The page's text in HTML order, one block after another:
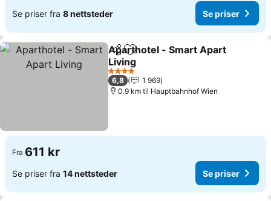
Se priser fra 8 nettsteder Se priser
Del Legg til i favoritter
Aparthotel - Smart Apart
Living
Se priser
4 Stjerner
6,8
1 969
0.9 km til Hauptbahnhof Wien
Fra 611 kr
Se priser fra 14 nettsteder Se priser